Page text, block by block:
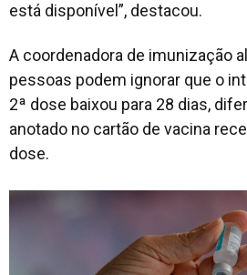
está disponível”, destacou.
A coordenadora de imunização
pessoas podem ignorar que o
2ª dose baixou para 28 dias,
anotado no cartão de vacina
dose.